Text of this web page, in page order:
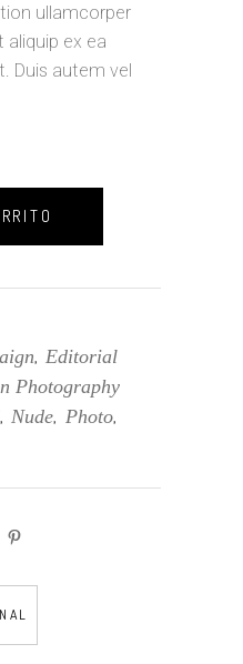
ullamcorper
aliquip ex ea
Duis autem vel
, Editorial
Photography
, Nude, Photo,